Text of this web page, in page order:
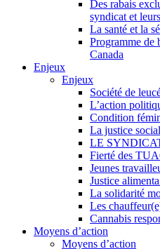
Des rabais
syndicat et
La santé et la
Programme de
Canada
Enjeux
Enjeux
Société de
L’action
Condition
La justice
LE
Fierté des
Jeunes
Justice
La solidarité
Les
Cannabis
Moyens d’action
Moyens d’action